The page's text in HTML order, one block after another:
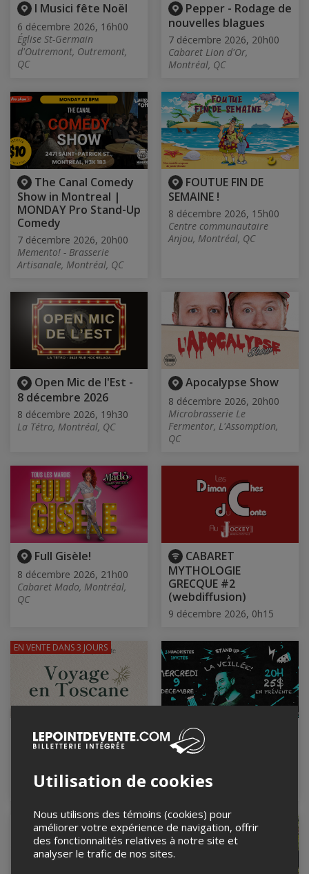
I Musici fête Noël
6 décembre 2026, 16h00
Église St-Germain
d'Outremont, Outremont,
QC
Pepper - Rodage de
nouvelles blagues
7 décembre 2026, 20h00
Cabaret Lion d'Or,
Montréal, QC
The Canal Comedy
Show in Montreal |
MONDAY Pro Stand-Up
Comedy
7 décembre 2026, 20h00
Memento! - Brasserie
Artisanale, Montréal, QC
FOUTUE FIN DE
SEMAINE !
8 décembre 2026, 15h00
Centre communautaire
Anjou, Montréal, QC
Open Mic de l'Est -
8 décembre 2026
8 décembre 2026, 19h30
La Tétro, Montréal, QC
Apocalypse Show
8 décembre 2026, 20h00
Microbrasserie Le
Fermentor, L'Assomption,
QC
Full Gisèle!
8 décembre 2026, 21h00
Cabaret Mado, Montréal,
QC
CABARET
MYTHOLOGIE
GRECQUE #2
(webdiffusion)
9 décembre 2026, 0h15
Voyage en Toscane
9 décembre 2026, 18h00
EN VENTE DANS 3 JOURS
Stand-Up à La
veillée! 9 décembre!
microbrasserie La Veillée,
Sainte-Agathe-des-Monts, QC
EN VENTEDANS 3 MOIS
Utilisation de cookies
Nous utilisons des témoins (cookies) pour
améliorer votre expérience de navigation, offrir
des fonctionnalités relatives à notre site et
analyser le trafic de nos sites.